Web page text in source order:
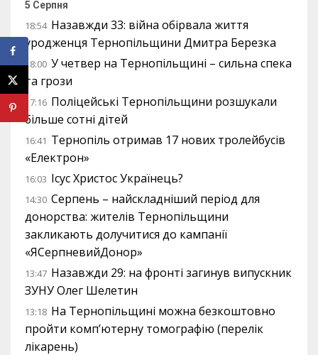
5 Серпня
18:54 Назавжди 33: війна обірвала життя
уродженця Тернопільщини Дмитра Березка
18:00 У четвер на Тернопільщині – сильна спека
та грози
17:16 Поліцейські Тернопільщини розшукали
більше сотні дітей
16:41 Тернопіль отримав 17 нових тролейбусів
«Електрон»
16:03 Ісус Христос Українець?
14:30 Серпень – найскладніший період для
донорства: жителів Тернопільщини
закликають долучитися до кампанії
«ЯСерпневийДонор»
13:47 Назавжди 29: на фронті загинув випускник
ЗУНУ Олег Шелетин
13:18 На Тернопільщині можна безкоштовно
пройти комп’ютерну томографію (перелік
лікарень)